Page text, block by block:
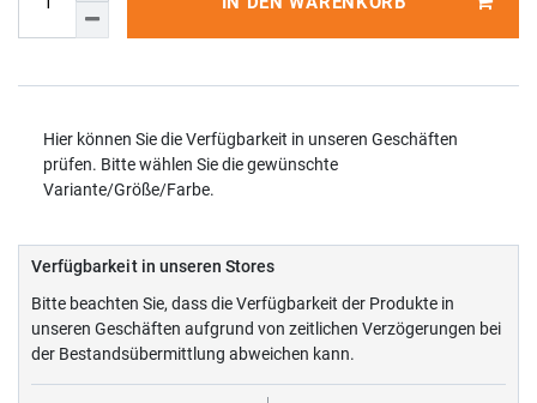
Hier können Sie die Verfügbarkeit in unseren Geschäften
prüfen. Bitte wählen Sie die gewünschte
Variante/Größe/Farbe.
Verfügbarkeit in unseren Stores
Bitte beachten Sie, dass die Verfügbarkeit der Produkte in
unseren Geschäften aufgrund von zeitlichen Verzögerungen bei
der Bestandsübermittlung abweichen kann.